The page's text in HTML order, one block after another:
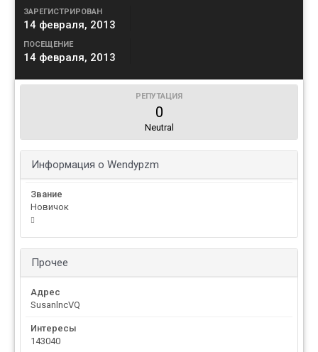
ЗАРЕГИСТРИРОВАН
14 февраля, 2013
ПОСЕЩЕНИЕ
14 февраля, 2013
РЕПУТАЦИЯ
0
Neutral
Информация о Wendypzm
Звание
Новичок
Прочее
Адрес
SusanlncVQ
Интересы
143040